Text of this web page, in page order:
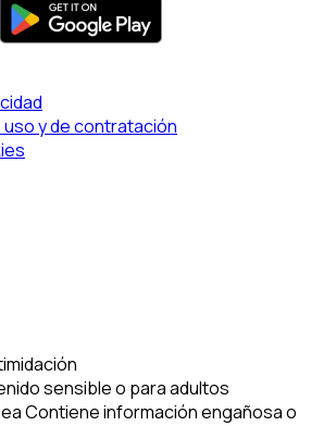
y de contratación
sensible o para adultos
Contiene información engañosa o